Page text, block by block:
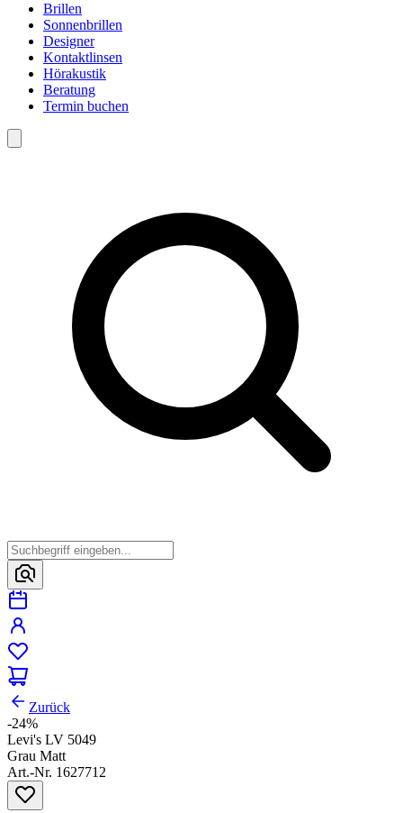
Brillen
Sonnenbrillen
Designer
Kontaktlinsen
Hörakustik
Beratung
Termin buchen
Zurück
-24%
Levi's LV 5049
Grau Matt
Art.-Nr. 1627712